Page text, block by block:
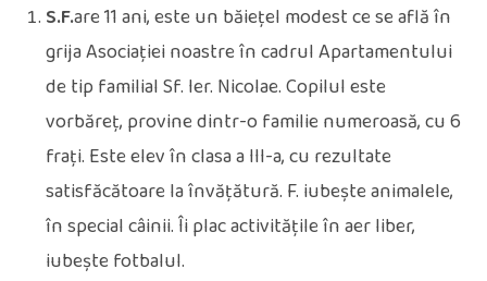
S.F.are 11 ani, este un băiețel modest ce se află în
grija Asociației noastre în cadrul Apartamentului
de tip familial Sf. Ier. Nicolae. Copilul este
vorbăreț, provine dintr-o familie numeroasă, cu 6
frați. Este elev în clasa a III-a, cu rezultate
satisfăcătoare la învățătură. F. iubește animalele,
în special câinii. Îi plac activitățile în aer liber,
iubește fotbalul.